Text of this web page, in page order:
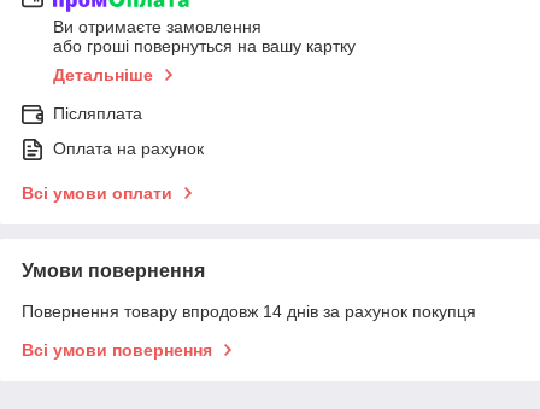
Ви отримаєте замовлення
або гроші повернуться на вашу картку
Детальніше
Післяплата
Оплата на рахунок
Всі умови оплати
Умови повернення
Повернення товару впродовж 14 днів за рахунок покупця
Всі умови повернення